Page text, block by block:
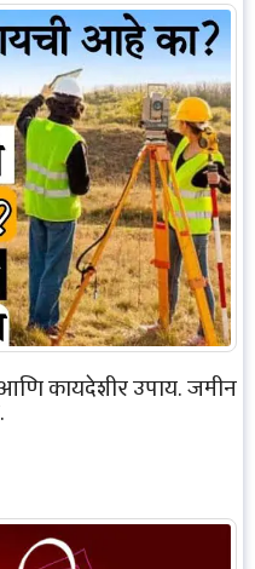
कायदेशीर उपाय. जमीन